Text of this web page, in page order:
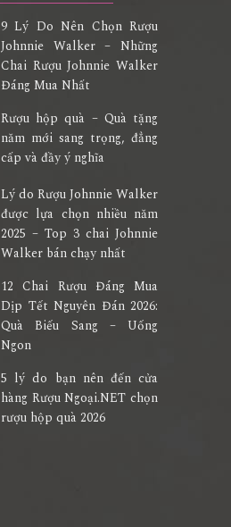
9 Lý Do Nên Chọn Rượu
Johnnie Walker – Những
Chai Rượu Johnnie Walker
Đáng Mua Nhất
Rượu hộp quà – Quà tặng
năm mới sang trọng, đẳng
cấp và đầy ý nghĩa
Lý do Rượu Johnnie Walker
được lựa chọn nhiều năm
2025 – Top 3 chai Johnnie
Walker bán chạy nhất
12 Chai Rượu Đáng Mua
Dịp Tết Nguyên Đán 2026:
Quà Biếu Sang – Uống
Ngon
5 lý do bạn nên đến cửa
hàng Rượu Ngoại.NET chọn
rượu hộp quà 2026